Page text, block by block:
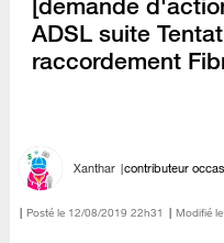
[demande
ADSL suite
raccordement
Xanthar contributeur
Posté le ‎12/08/2019 22h31 Modifié le